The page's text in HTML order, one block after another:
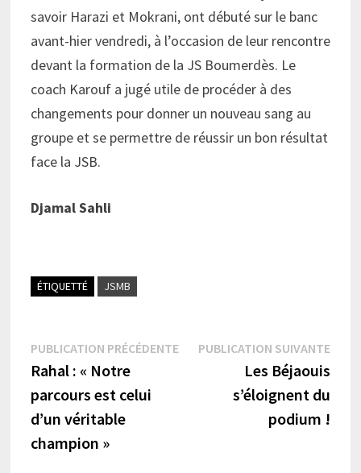
savoir Harazi et Mokrani, ont débuté sur le banc
avant-hier vendredi, à l’occasion de leur rencontre
devant la formation de la JS Boumerdès. Le
coach Karouf a jugé utile de procéder à des
changements pour donner un nouveau sang au
groupe et se permettre de réussir un bon résultat
face la JSB.
Djamal Sahli
ÉTIQUETTÉ JSMB
Navigation
de
l’article
PUBLICATION PRÉCÉDENTEPublication
précédente :
Rahal : « Notre
parcours est celui
d’un véritable
champion »
PUBLICATION SUIVANTE
Les Béjaouis
s’éloignent du
podium !